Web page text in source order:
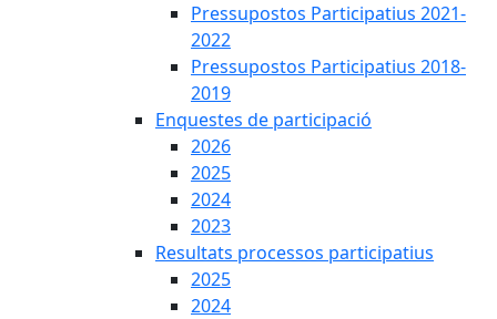
Pressupostos Participatius 2021-
2022
Pressupostos Participatius 2018-
2019
Enquestes de participació
2026
2025
2024
2023
Resultats processos participatius
2025
2024